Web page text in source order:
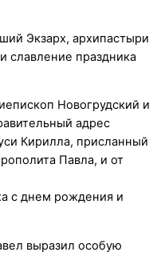
Экзарх, архипастыри
славление праздника
Новогрудский и
адрес
Кирилла, присланный
Павла, и от
с днем рождения и
выразил особую